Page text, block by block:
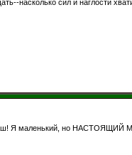
насколько сил и наглости
Я маленький, но НАСТОЯЩИЙ